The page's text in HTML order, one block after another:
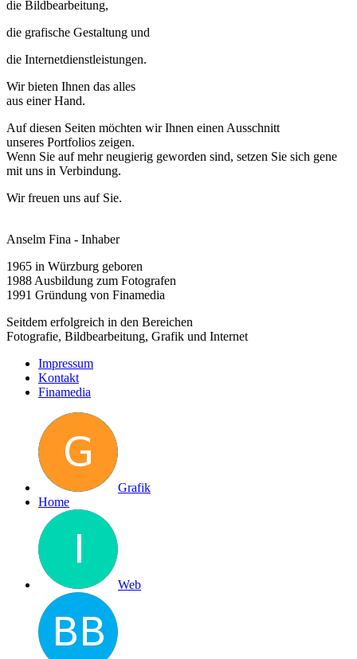
die Bildbearbeitung,
die grafische Gestaltung und
die Internetdienstleistungen.
Wir bieten Ihnen das alles
aus einer Hand.
Auf diesen Seiten möchten wir Ihnen einen Ausschnitt
unseres Portfolios zeigen.
Wenn Sie auf mehr neugierig geworden sind, setzen Sie sich gene
mit uns in Verbindung.
Wir freuen uns auf Sie.
Anselm Fina - Inhaber
1965 in Würzburg geboren
1988 Ausbildung zum Fotografen
1991 Gründung von Finamedia
Seitdem erfolgreich in den Bereichen
Fotografie, Bildbearbeitung, Grafik und Internet
Impressum
Kontakt
Finamedia
Grafik
Home
Web